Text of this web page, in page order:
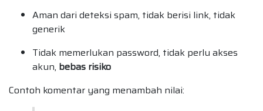
Aman dari deteksi spam, tidak berisi link, tidak
generik
Tidak memerlukan password, tidak perlu akses
akun, bebas risiko
Contoh komentar yang menambah nilai: